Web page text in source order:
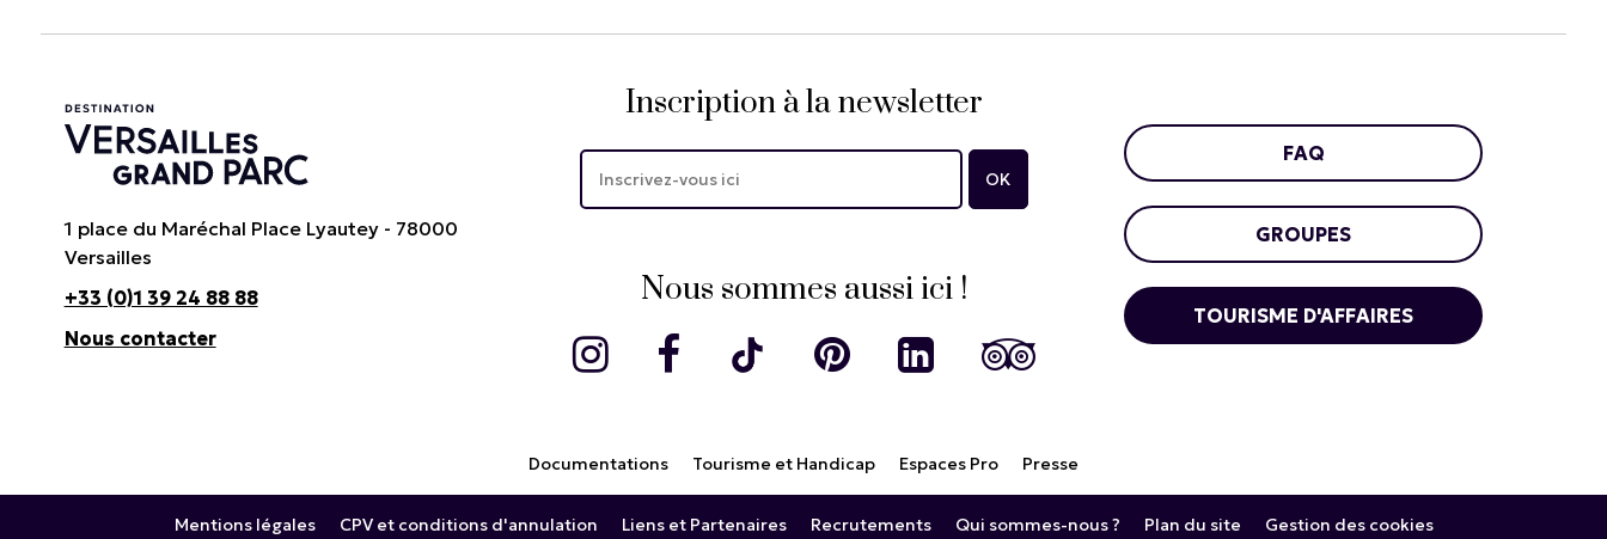
1 place du Maréchal Place Lyautey - 78000
Versailles
+33 (0)1 39 24 88 88
Nous contacter
Inscription à la newsletter
Nous sommes aussi ici !
FAQ
GROUPES
TOURISME D'AFFAIRES
Documentations Tourisme et Handicap Espaces Pro Presse
Mentions légales CPV et conditions d'annulation Liens et Partenaires Recrutements Qui sommes-nous ? Plan du site Gestion des cookies